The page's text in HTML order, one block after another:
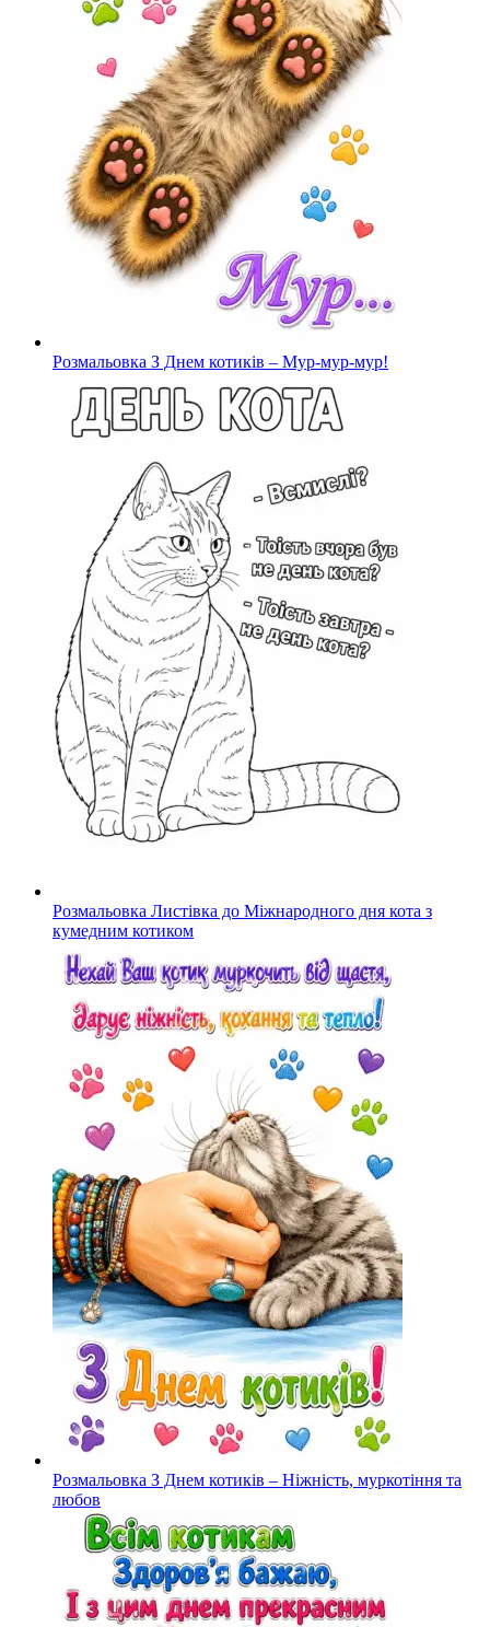
Розмальовка З Днем котиків – Мур-мур-мур!
Розмальовка Листівка до Міжнародного дня кота з
кумедним котиком
Розмальовка З Днем котиків – Ніжність, муркотіння та
любов